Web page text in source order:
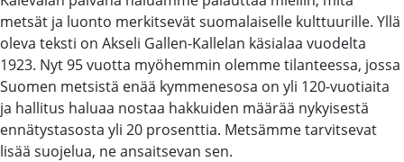
metsät ja luonto merkitsevät suomalaiselle kulttuurille. Yllä
oleva teksti on Akseli Gallen-Kallelan käsialaa vuodelta
1923. Nyt 95 vuotta myöhemmin olemme tilanteessa, jossa
Suomen metsistä enää kymmenesosa on yli 120-vuotiaita
ja hallitus haluaa nostaa hakkuiden määrää nykyisestä
ennätystasosta yli 20 prosenttia. Metsämme tarvitsevat
lisää suojelua, ne ansaitsevan sen.